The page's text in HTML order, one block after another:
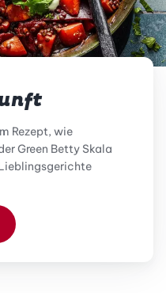
Rezept, wie
Green Betty Skala